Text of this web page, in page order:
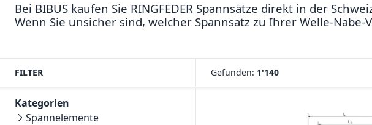
Bei BIBUS kaufen Sie RINGFEDER Spannsätze direkt in der
Wenn Sie unsicher sind, welcher Spannsatz zu Ihrer Welle-
FILTER
Kategorien
Spannelemente
Gefunden: 1'140